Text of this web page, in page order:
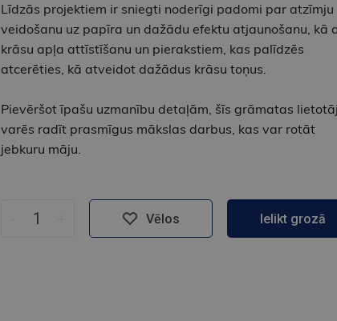
Līdzās projektiem ir sniegti noderīgi padomi par atzīmju
veidošanu uz papīra un dažādu efektu atjaunošanu, kā
krāsu apļa attīstīšanu un pierakstiem, kas palīdzēs
atcerēties, kā atveidot dažādus krāsu toņus.
Pievēršot īpašu uzmanību detaļām, šīs grāmatas
varēs radīt prasmīgus mākslas darbus, kas var rotāt
jebkuru māju.
Vēlos Ielikt grozā